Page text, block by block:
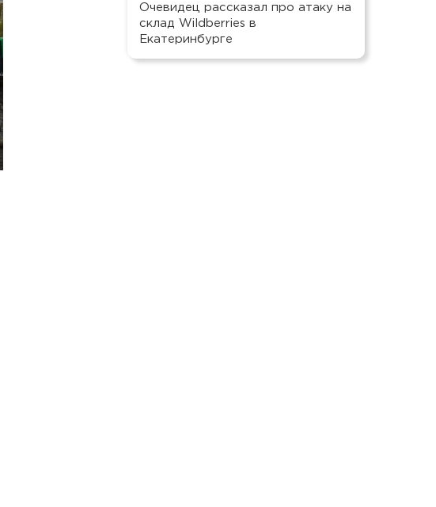
Очевидец рассказал про атаку на
склад Wildberries в
Екатеринбурге